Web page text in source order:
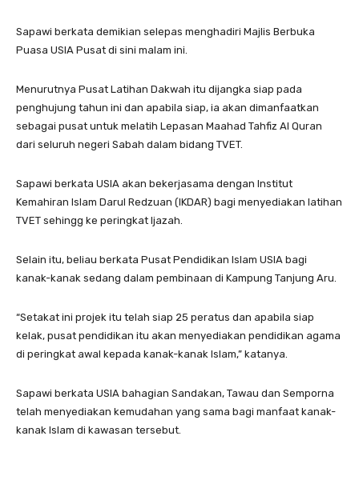
Sapawi berkata demikian selepas menghadiri Majlis Berbuka
Puasa USIA Pusat di sini malam ini.
Menurutnya Pusat Latihan Dakwah itu dijangka siap pada
penghujung tahun ini dan apabila siap, ia akan dimanfaatkan
sebagai pusat untuk melatih Lepasan Maahad Tahfiz Al Quran
dari seluruh negeri Sabah dalam bidang TVET.
Sapawi berkata USIA akan bekerjasama dengan Institut
Kemahiran Islam Darul Redzuan (IKDAR) bagi menyediakan latihan
TVET sehingg ke peringkat Ijazah.
Selain itu, beliau berkata Pusat Pendidikan Islam USIA bagi
kanak-kanak sedang dalam pembinaan di Kampung Tanjung Aru.
“Setakat ini projek itu telah siap 25 peratus dan apabila siap
kelak, pusat pendidikan itu akan menyediakan pendidikan agama
di peringkat awal kepada kanak-kanak Islam,” katanya.
Sapawi berkata USIA bahagian Sandakan, Tawau dan Semporna
telah menyediakan kemudahan yang sama bagi manfaat kanak-
kanak Islam di kawasan tersebut.